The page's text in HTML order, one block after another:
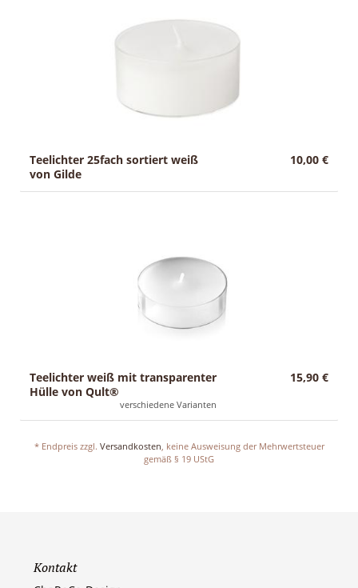
Teelichter 25fach sortiert weiß
von Gilde
10,00 €
Teelichter weiß mit transparenter
Hülle von Qult®
verschiedene Varianten
15,90 €
* Endpreis zzgl. Versandkosten, keine Ausweisung der Mehrwertsteuer
gemäß § 19 UStG
Kontakt